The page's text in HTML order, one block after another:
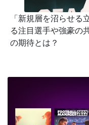
「新規層を沼らせる
る注目選手や強豪の
の期待とは？